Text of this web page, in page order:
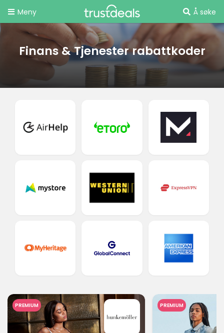
Meny Å søke
Finans & Tjenester rabattkoder
PREMIUM PREMIUM